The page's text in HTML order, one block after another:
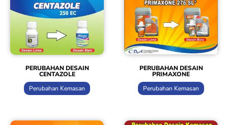
PERUBAHAN DESAIN
CENTAZOLE
Perubahan Kemasan
PERUBAHAN DESAIN
PRIMAXONE
Perubahan Kemasan